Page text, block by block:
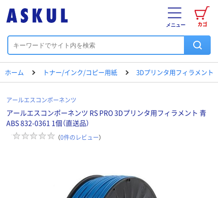
カゴ
メニュー
ホーム トナー/インク/コピー用紙 3Dプリンタ用フィラメント
アールエスコンポーネンツ
アールエスコンポーネンツ RS PRO 3Dプリンタ用フィラメント 青
ABS 832-0361 1個（直送品）
（0件のレビュー）